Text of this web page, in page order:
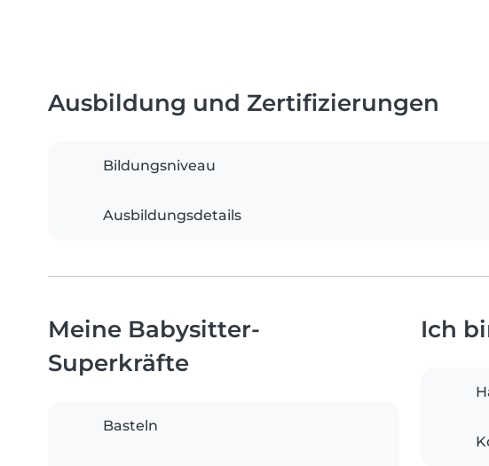
Ausbildung und Zertifizierungen
Bildungsniveau
Ausbildungsdetails
Meine Babysitter-
Superkräfte
Basteln
Ich